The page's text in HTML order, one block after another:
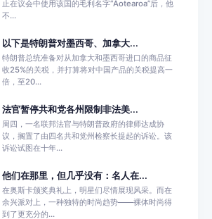
止在议会中使用该国的毛利名字“Aotearoa”后，他
不...
以下是特朗普对墨西哥、加拿大...
特朗普总统准备对从加拿大和墨西哥进口的商品征
收25%的关税，并打算将对中国产品的关税提高一
倍，至20...
法官暂停共和党各州限制非法美...
周四，一名联邦法官与特朗普政府的律师达成协
议，搁置了由四名共和党州检察长提起的诉讼。该
诉讼试图在十年...
他们在那里，但几乎没有：名人在...
在奥斯卡颁奖典礼上，明星们尽情展现风采。而在
余兴派对上，一种独特的时尚趋势——裸体时尚得
到了更充分的...